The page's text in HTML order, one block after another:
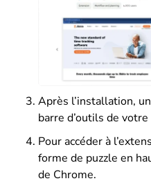
Après l’installation,
barre d’outils de
Pour accéder à
forme de puzzle en
de Chrome.